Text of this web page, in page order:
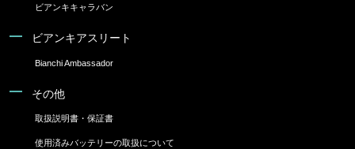
ビアンキキャラバン
ビアンキアスリート
Bianchi Ambassador
その他
取扱説明書・保証書
使用済みバッテリーの取扱について